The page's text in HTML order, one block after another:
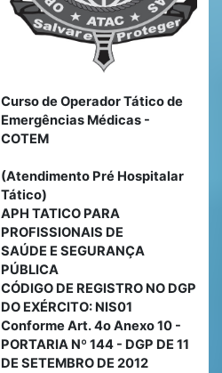
Curso de Operador Tático de
Emergências Médicas -
COTEM
(Atendimento Pré Hospitalar
Tático)
APH TATICO PARA
PROFISSIONAIS DE
SAÚDE E SEGURANÇA
PÚBLICA
CÓDIGO DE REGISTRO NO DGP
DO EXÉRCITO: NIS01
Conforme Art. 4o Anexo 10 -
PORTARIA Nº 144 - DGP DE 11
DE SETEMBRO DE 2012